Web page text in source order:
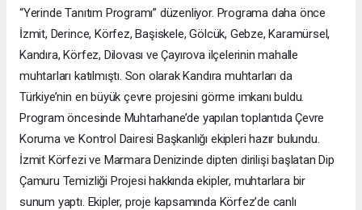
“Yerinde Tanıtım Programı” düzenliyor. Programa daha önce
İzmit, Derince, Körfez, Başiskele, Gölcük, Gebze, Karamürsel,
Kandıra, Körfez, Dilovası ve Çayırova ilçelerinin mahalle
muhtarları katılmıştı. Son olarak Kandıra muhtarları da
Türkiye’nin en büyük çevre projesini görme imkanı buldu.
Program öncesinde Muhtarhane’de yapılan toplantıda Çevre
Koruma ve Kontrol Dairesi Başkanlığı ekipleri hazır bulundu.
İzmit Körfezi ve Marmara Denizinde dipten dirilişi başlatan Dip
Çamuru Temizliği Projesi hakkında ekipler, muhtarlara bir
sunum yaptı. Ekipler, proje kapsamında Körfez’de canlı